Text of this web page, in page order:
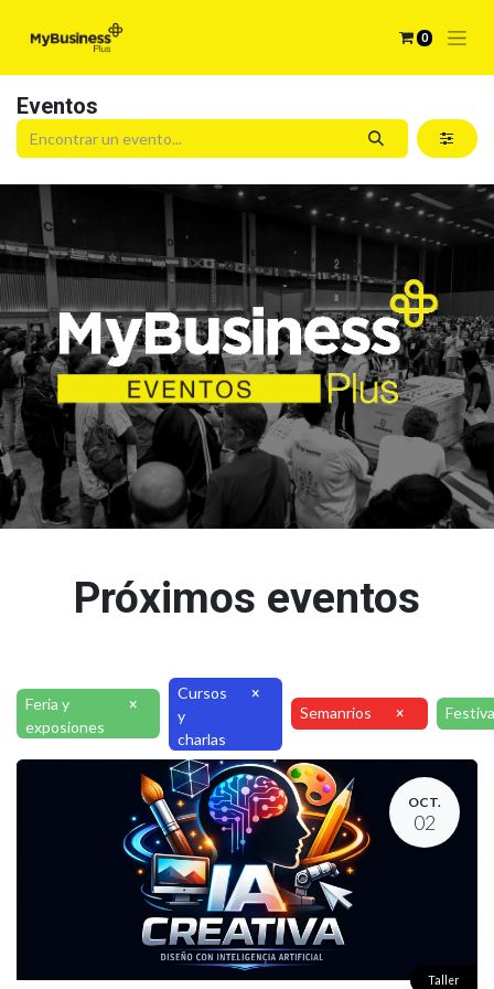
0
Eventos
Próximos eventos
Feria y
exposiones
×
Cursos
y
charlas
×
Semanrios ×
OCT.
02
Taller